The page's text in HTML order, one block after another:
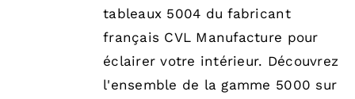
tableaux 5004 du fabricant
français CVL Manufacture pour
éclairer votre intérieur. Découvrez
l'ensemble de la gamme 5000 sur